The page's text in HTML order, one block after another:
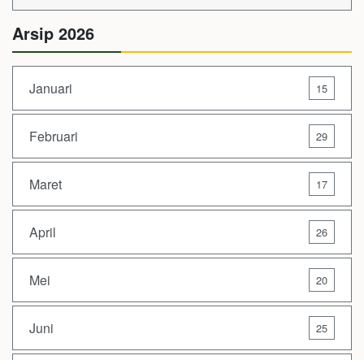
Arsip 2026
Januari 15
Februari 29
Maret 17
April 26
Mei 20
Juni 25